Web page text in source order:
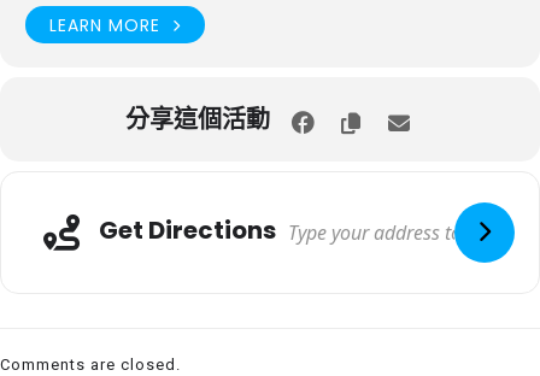
LEARN MORE
分享這個活動
Get Directions
Comments are closed.